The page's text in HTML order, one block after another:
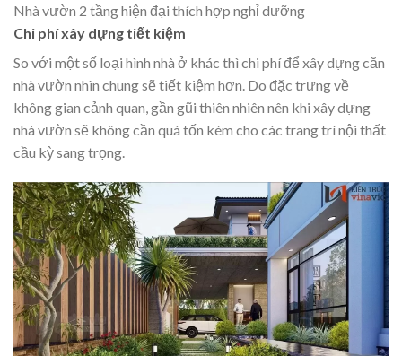
Nhà vườn 2 tầng hiện đại thích hợp nghỉ dưỡng
Chi phí xây dựng tiết kiệm
So với một số loại hình nhà ở khác thì chi phí để xây dựng căn
nhà vườn nhìn chung sẽ tiết kiệm hơn. Do đặc trưng về
không gian cảnh quan, gần gũi thiên nhiên nên khi xây dựng
nhà vườn sẽ không cần quá tốn kém cho các trang trí nội thất
cầu kỳ sang trọng.